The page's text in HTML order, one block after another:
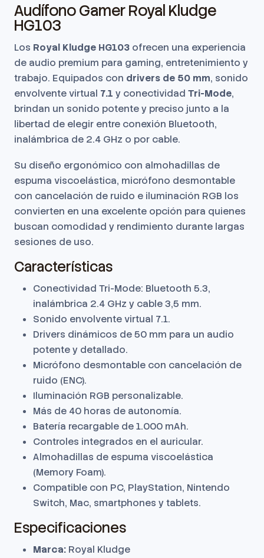
Audífono Gamer Royal Kludge
HG103
Los Royal Kludge HG103 ofrecen una experiencia
de audio premium para gaming, entretenimiento y
trabajo. Equipados con drivers de 50 mm, sonido
envolvente virtual 7.1 y conectividad Tri-Mode,
brindan un sonido potente y preciso junto a la
libertad de elegir entre conexión Bluetooth,
inalámbrica de 2.4 GHz o por cable.
Su diseño ergonómico con almohadillas de
espuma viscoelástica, micrófono desmontable
con cancelación de ruido e iluminación RGB los
convierten en una excelente opción para quienes
buscan comodidad y rendimiento durante largas
sesiones de uso.
Características
Conectividad Tri-Mode: Bluetooth 5.3,
inalámbrica 2.4 GHz y cable 3,5 mm.
Sonido envolvente virtual 7.1.
Drivers dinámicos de 50 mm para un audio
potente y detallado.
Micrófono desmontable con cancelación de
ruido (ENC).
Iluminación RGB personalizable.
Más de 40 horas de autonomía.
Batería recargable de 1.000 mAh.
Controles integrados en el auricular.
Almohadillas de espuma viscoelástica
(Memory Foam).
Compatible con PC, PlayStation, Nintendo
Switch, Mac, smartphones y tablets.
Especificaciones
Marca: Royal Kludge